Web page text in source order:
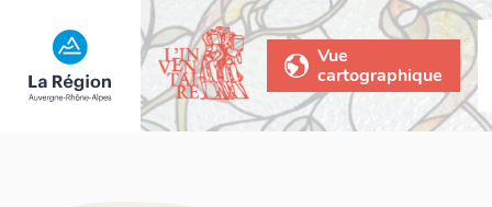
Vue
cartographique